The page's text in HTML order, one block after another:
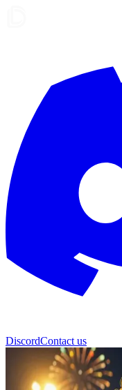
DiscordContact us